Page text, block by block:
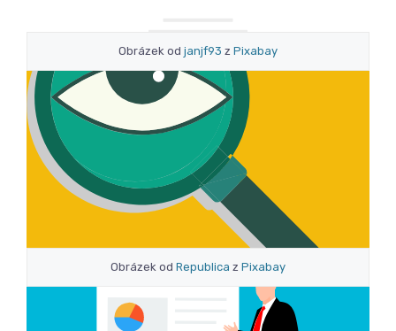
Obrázek od janjf93 z Pixabay
Obrázek od Republica z Pixabay